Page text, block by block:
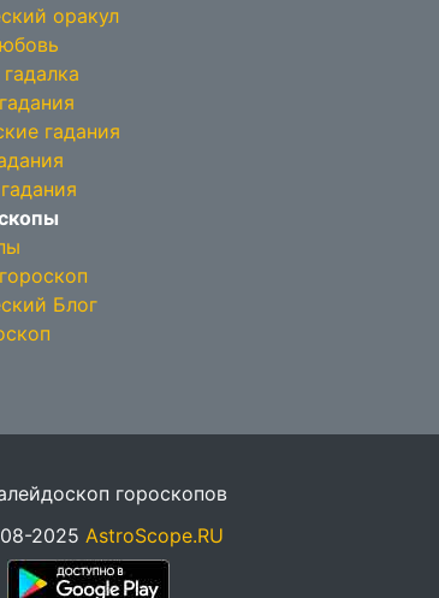
оракул
гадания
Блог
гороскопов
2025 AstroScope.RU